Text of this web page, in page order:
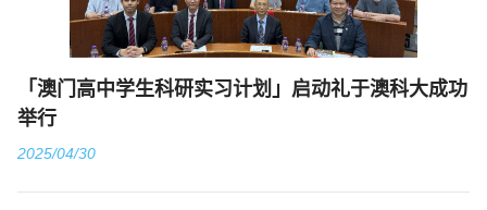
「澳门高中学生科研实习计划」启动礼于澳科大成功
举行
2025/04/30